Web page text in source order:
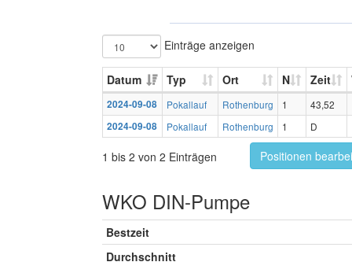
Einträge anzeigen
Datum Typ Ort N Zeit
2024-09-08 Pokallauf Rothenburg 1
43,52
2024-09-08
Pokallauf Rothenburg 1 D
1 bis 2 von 2 Einträgen Positionen
WKO DIN-Pumpe
Bestzeit
Durchschnitt